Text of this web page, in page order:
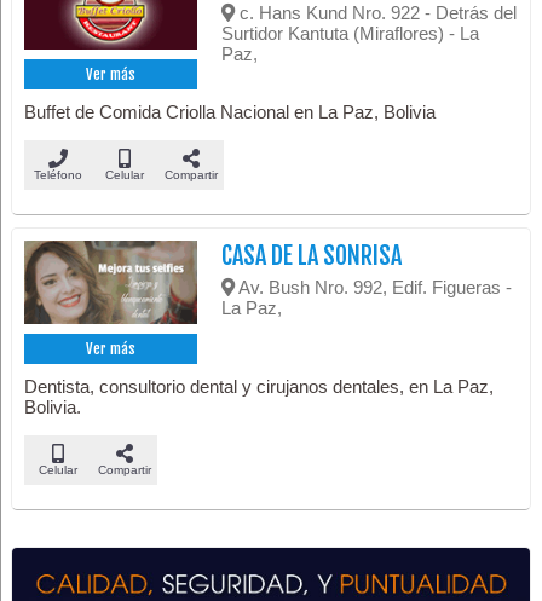
Ver más
c. Hans Kund Nro. 922 - Detrás del
Surtidor Kantuta (Miraflores) - La
Paz,
Buffet de Comida Criolla Nacional en La Paz, Bolivia
Teléfono Celular Compartir
Ver más
CASA DE LA SONRISA
Av. Bush Nro. 992, Edif. Figueras -
La Paz,
Dentista, consultorio dental y cirujanos dentales, en La Paz,
Bolivia.
Celular Compartir